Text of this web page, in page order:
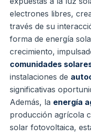
electrones libres,
través de su
forma de energía
crecimiento,
comunidades
instalaciones de
significativas
Además, la energía
producción agrícola
solar fotovoltaica,